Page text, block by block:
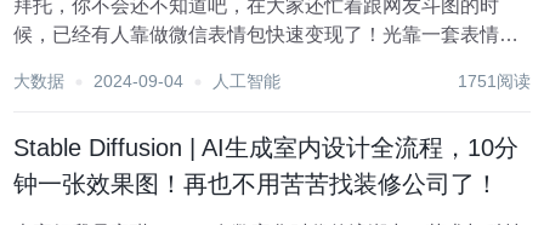
拜托，你不会还不知道吧，在大家还忙着跟网友斗图的时
候，已经有人靠做微信表情包快速变现了！光靠一套表情包
后下载量就达到了快7万次！ OMG，难道这就是通往发家致
大数据 2024-09-04 人工智能 1751阅读
Stable Diffusion | AI生成室内设计全流程，10分
钟一张效果图！再也不用苦苦找装修公司了！